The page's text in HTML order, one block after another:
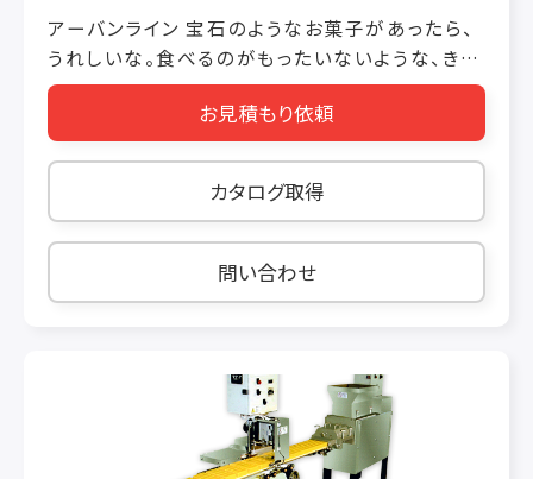
アーバンライン 宝石のようなお菓子があったら、
うれしいな。食べるのがもったいないような、きれ
いなお菓子。プレゼントして喜ばれるお菓子がい
いな。アーバンラインはカワイイ、オシャレなお菓
子が作れるカタチです。 単品寸法：
43×43×14.5 取付寸法：545×395
お見積もり依頼
カタログ取得
問い合わせ